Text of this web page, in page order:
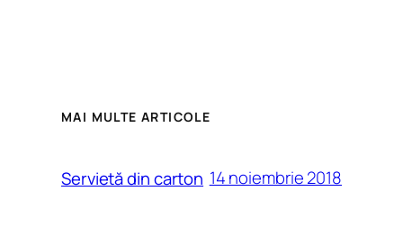
MAI MULTE ARTICOLE
Servietă din carton 14 noiembrie 2018